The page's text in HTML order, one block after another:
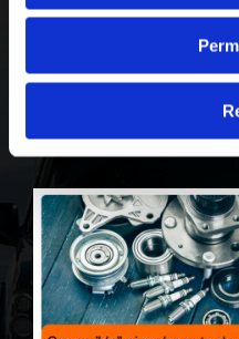
Blog
Favorite